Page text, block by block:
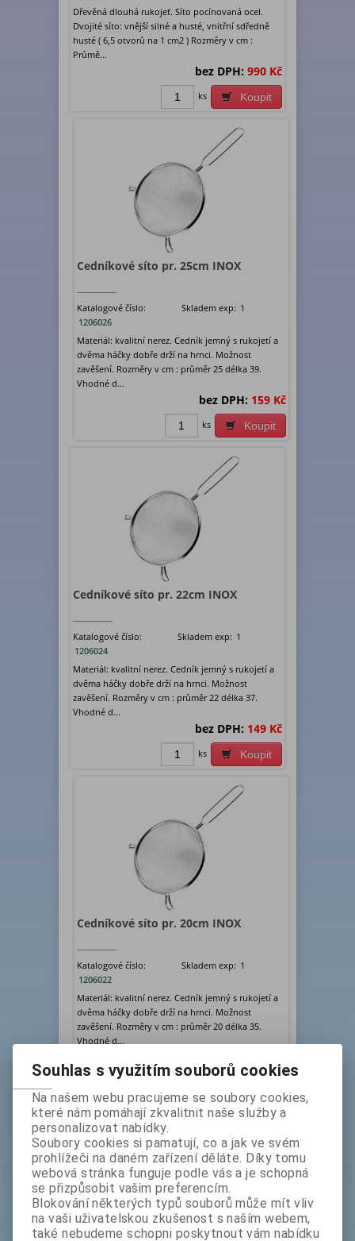
Dřevěná dlouhá rukojeť. Síto pocínovaná ocel.
Dvojité síto: vnější silné a husté, vnitřní sdředně
husté ( 6,5 otvorů na 1 cm2 ) Rozměry v cm :
Průmě...
bez DPH: 990 Kč
Koupit
ks
Cedníkové síto pr. 25cm INOX
Katalogové číslo:
1206026
Skladem exp: 1
Materiál: kvalitní nerez. Cedník jemný s rukojetí a
dvěma háčky dobře drží na hrnci. Možnost
zavěšení. Rozměry v cm : průměr 25 délka 39.
Vhodné d...
bez DPH: 159 Kč
Koupit
ks
Cedníkové síto pr. 22cm INOX
Katalogové číslo:
1206024
Skladem exp: 1
Materiál: kvalitní nerez. Cedník jemný s rukojetí a
dvěma háčky dobře drží na hrnci. Možnost
zavěšení. Rozměry v cm : průměr 22 délka 37.
Vhodné d...
bez DPH: 149 Kč
Koupit
ks
Cedníkové síto pr. 20cm INOX
Katalogové číslo:
1206022
Skladem exp: 1
Materiál: kvalitní nerez. Cedník jemný s rukojetí a
dvěma háčky dobře drží na hrnci. Možnost
zavěšení. Rozměry v cm : průměr 20 délka 35.
Vhodné d...
Souhlas s využitím souborů cookies
Na našem webu pracujeme se soubory cookies,
které nám pomáhají zkvalitnit naše služby a
personalizovat nabídky.
Soubory cookies si pamatují, co a jak ve svém
prohlížeči na daném zařízení děláte. Díky tomu
webová stránka funguje podle vás a je schopná
se přizpůsobit vašim preferencím.
Blokování některých typů souborů může mít vliv
na vaši uživatelskou zkušenost s naším webem,
také nebudeme schopni poskytnout vám nabídku